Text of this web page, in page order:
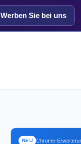
Werben Sie bei uns
NEU Chrome-